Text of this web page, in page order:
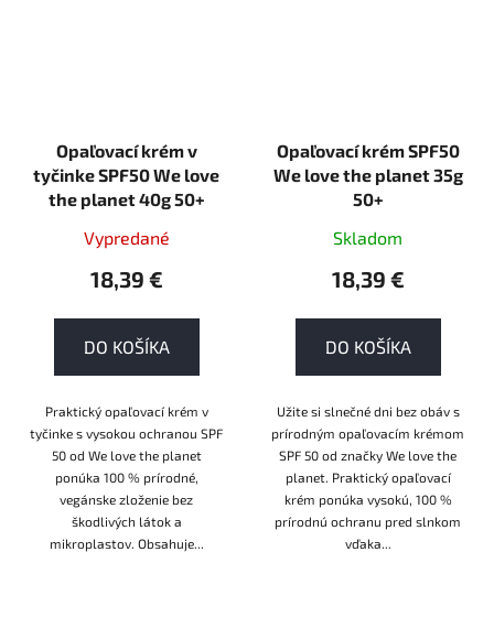
Opaľovací krém v
tyčinke SPF50 We love
the planet 40g 50+
Vypredané
18,39 €
DO KOŠÍKA
Praktický opaľovací krém v
tyčinke s vysokou ochranou SPF
50 od We love the planet
ponúka 100 % prírodné,
vegánske zloženie bez
škodlivých látok a
mikroplastov. Obsahuje...
Opaľovací krém SPF50
We love the planet 35g
50+
Skladom
18,39 €
DO KOŠÍKA
Užite si slnečné dni bez obáv s
prírodným opaľovacím krémom
SPF 50 od značky We love the
planet. Praktický opaľovací
krém ponúka vysokú, 100 %
prírodnú ochranu pred slnkom
vďaka...